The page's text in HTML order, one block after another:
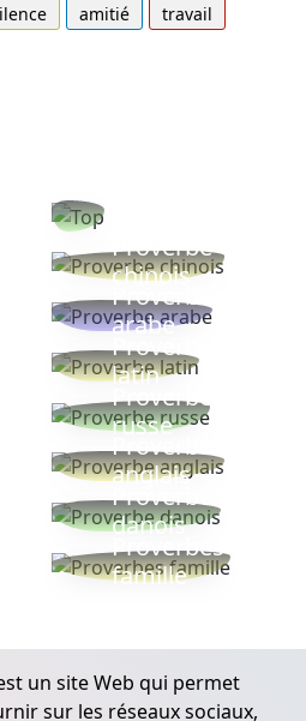
amitié
travail
Proverbe
chinois
Proverbe
arabe
Proverbe
latin
Proverbe
russe
Proverbe
anglais
Proverbe
danois
Proverbes
famille
un site Web qui permet
sur les réseaux sociaux,